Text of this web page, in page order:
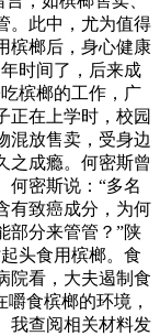
。此中，尤为值得
槟榔后，身心健康
时间了，后来成
槟榔的工作，广
正在上学时，校园
混放售卖，受身边
之成瘾。何密斯曾
何密斯说：“多名
有致癌成分，为何
部分来管管？”陕
头食用槟榔。食
院看，大夫遏制食
食槟榔的环境，
我查阅相关材料发